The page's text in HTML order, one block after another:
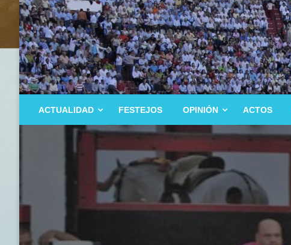
ACTUALIDAD FESTEJOS OPINIÓN ACTOS